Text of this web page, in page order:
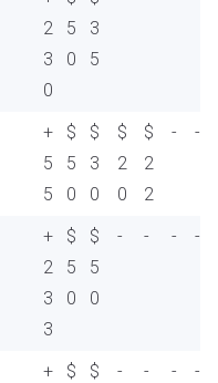
2
3
0
5
0
3
5
+
5
5
$
5
0
$
3
0
$
2
0
$
2
2
- -
+
2
3
3
$
5
0
$
5
0
- - - -
+
$
$
- - - -